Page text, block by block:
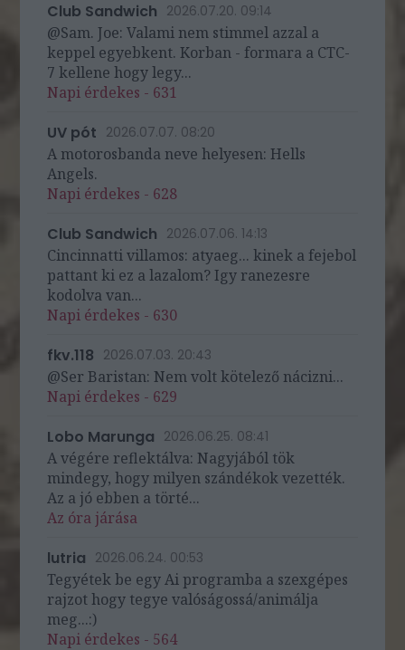
Club Sandwich 2026.07.20. 09:14
@Sam. Joe: Valami nem stimmel azzal a
keppel egyebkent. Korban - formara a CTC-
7 kellene hogy legy...
Napi érdekes - 631
UV pót 2026.07.07. 08:20
A motorosbanda neve helyesen: Hells
Angels.
Napi érdekes - 628
Club Sandwich 2026.07.06. 14:13
Cincinnatti villamos: atyaeg... kinek a fejebol
pattant ki ez a lazalom? Igy ranezesre
kodolva van...
Napi érdekes - 630
fkv.118 2026.07.03. 20:43
@Ser Baristan: Nem volt kötelező nácizni...
Napi érdekes - 629
Lobo Marunga 2026.06.25. 08:41
A végére reflektálva: Nagyjából tök
mindegy, hogy milyen szándékok vezették.
Az a jó ebben a törté...
Az óra járása
lutria 2026.06.24. 00:53
Tegyétek be egy Ai programba a szexgépes
rajzot hogy tegye valóságossá/animálja
meg...:)
Napi érdekes - 564